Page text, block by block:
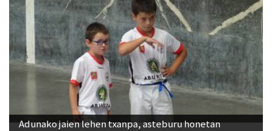
Adunako jaien lehen txanpa, asteburu honetan